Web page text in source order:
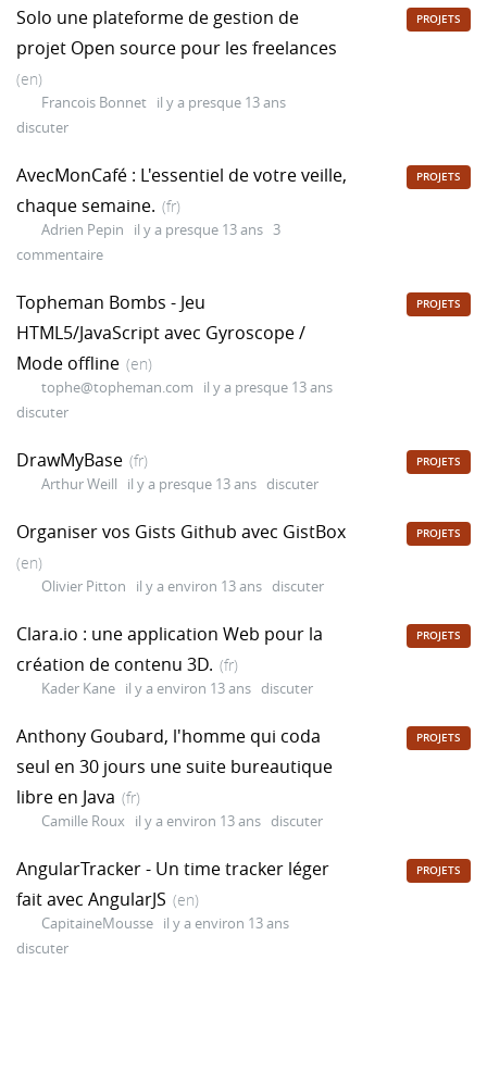
Solo une plateforme de gestion de
projet Open source pour les freelances
(en)
Francois Bonnet il y a presque 13 ans
discuter
PROJETS
AvecMonCafé : L'essentiel de votre veille,
chaque semaine. (fr)
Adrien Pepin il y a presque 13 ans 3
commentaire
PROJETS
Topheman Bombs - Jeu
HTML5/JavaScript avec Gyroscope /
Mode offline (en)
tophe@topheman.com
il y a presque 13 ans
discuter
PROJETS
DrawMyBase (fr)
Arthur Weill il y a presque 13 ans discuter
PROJETS
Organiser vos Gists Github avec GistBox
(en)
Olivier Pitton il y a environ 13 ans discuter
PROJETS
Clara.io : une application Web pour la
création de contenu 3D. (fr)
Kader Kane il y a environ 13 ans discuter
PROJETS
Anthony Goubard, l'homme qui coda
seul en 30 jours une suite bureautique
libre en Java (fr)
Camille Roux il y a environ 13 ans discuter
PROJETS
AngularTracker - Un time tracker léger
fait avec AngularJS (en)
CapitaineMousse il y a environ 13 ans
discuter
PROJETS